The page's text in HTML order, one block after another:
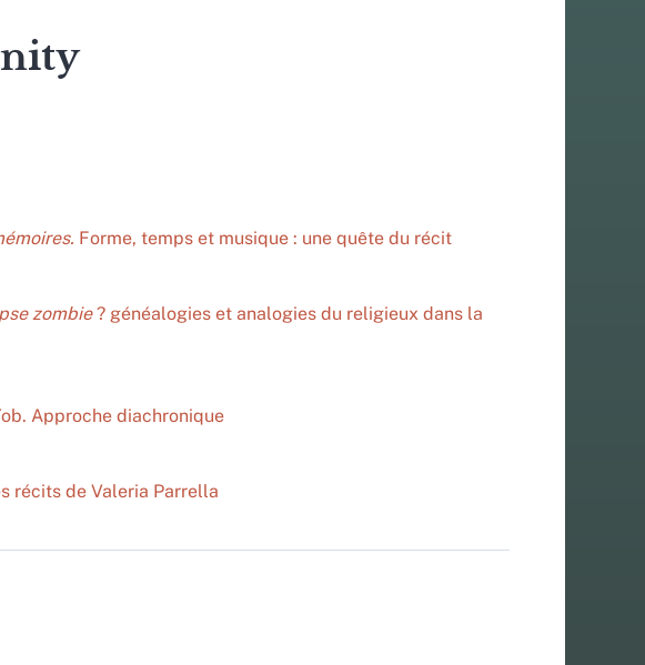
Forme, temps et musique : une quête du récit
zombie? généalogies et analogies du religieux dans la
Approche diachronique
récits de Valeria Parrella